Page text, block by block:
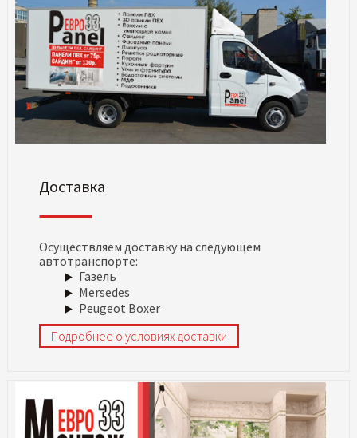
Доставка
Осуществляем доставку на следующем
автотранспорте:
Газель
Mersedes
Peugeot Boxer
Подробнее о условиях доставки